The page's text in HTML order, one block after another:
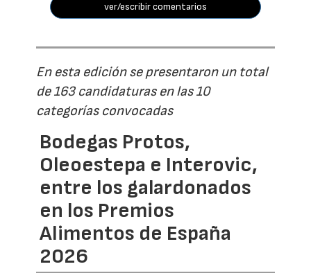
ver/escribir comentarios
En esta edición se presentaron un total
de 163 candidaturas en las 10
categorías convocadas
Bodegas Protos,
Oleoestepa e Interovic,
entre los galardonados
en los Premios
Alimentos de España
2026